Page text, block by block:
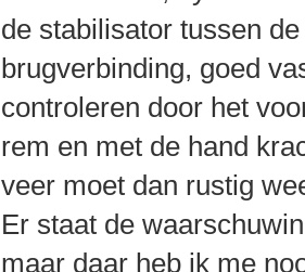
de stabilisator tussen
brugverbinding, goed
controleren door het
rem en met de hand
veer moet dan rustig
Er staat de
maar daar heb ik me